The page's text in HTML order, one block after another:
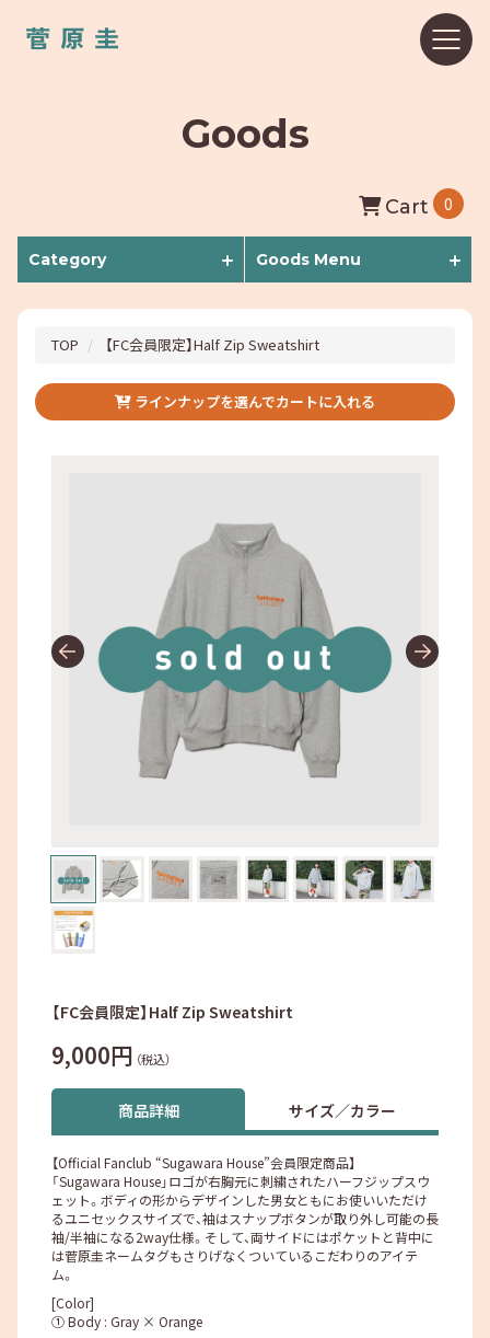
Goods
Cart 0
Category Goods Menu
TOP 【FC会員限定】Half Zip Sweatshirt
ラインナップを選んでカートに入れる
【FC会員限定】Half Zip Sweatshirt
9,000円 （税込）
商品詳細 サイズ／カラー
【Official Fanclub “Sugawara House”会員限定商品】
「Sugawara House」ロゴが右胸元に刺繍されたハーフジップスウ
ェット。ボディの形からデザインした男女ともにお使いいただけ
るユニセックスサイズで、袖はスナップボタンが取り外し可能の長
袖/半袖になる2way仕様。そして、両サイドにはポケットと背中に
は菅原圭ネームタグもさりげなくついているこだわりのアイテ
ム。
[Color]
① Body : Gray × Orange